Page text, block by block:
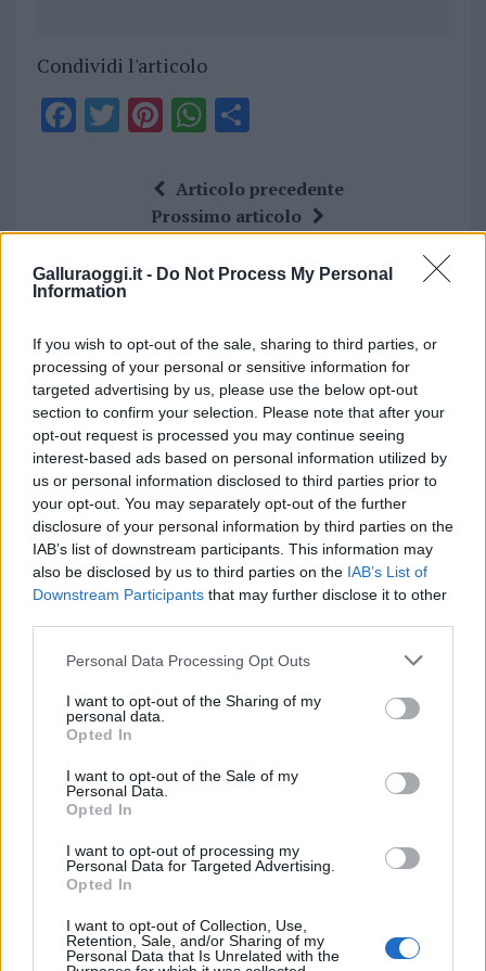
Galluraoggi.it - Do Not Process My Personal
Information
If you wish to opt-out of the sale, sharing to third parties, or
processing of your personal or sensitive information for
targeted advertising by us, please use the below opt-out
section to confirm your selection. Please note that after your
opt-out request is processed you may continue seeing
interest-based ads based on personal information utilized by
us or personal information disclosed to third parties prior to
your opt-out. You may separately opt-out of the further
disclosure of your personal information by third parties on the
IAB’s list of downstream participants. This information may
also be disclosed by us to third parties on the IAB’s List of
Downstream Participants that may further disclose it to other
Please note that this website/app uses one or more Google
not limited to your visit or usage behaviour. You may click to
grant or deny consent to Google and its third-party tags to
use your data for below specified purposes in below Google
consent section.
Personal Data Processing Opt Outs
I want to opt-out of the Sharing of my
personal data.
Opted In
I want to opt-out of the Sale of my
Personal Data.
Opted In
I want to opt-out of processing my
Personal Data for Targeted Advertising.
Opted In
I want to opt-out of Collection, Use,
Retention, Sale, and/or Sharing of my
Personal Data that Is Unrelated with the
Condividi l'articolo
F
b
o
T
te
Pi
te
re
W
at
s
p
S
a
re
Articolo precedente
Prossimo articolo
NOTIZIE RECENTI
Giorgia Meloni a La Maddalena, la vicesindaco:
“Orgoglio e discrezione per visita privata̶…
Incendio nella notte a Olbia, a fuoco due furgoni
A fuoco un deposito con bombole, intervento dei
vigili del fuoco a Rudalza
Maddalena, incendio a Monti d’à rena
Le previsioni meteo per il weekend a Olbia e in
Gallura
vivo: un amico vip svela come fa
Calangianus, dopo le polemiche il centro
accoglienza minori chiude